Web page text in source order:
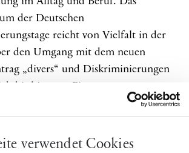
verwendet Cookies
der Deutschen
reicht von Vielfalt in der
den Umgang mit dem neuen
„divers“ und Diskriminierungen
aus Politik und
Kultur, Medien, Bildung